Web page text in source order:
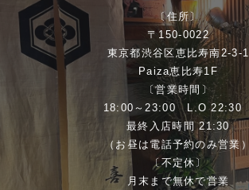
〔住所〕
〒150-0022
東京都渋谷区恵比寿南2-3-1
Paiza恵比寿1F
〔営業時間〕
18:00～23:00 L.O 22:30
最終入店時間 21:30
（お昼は電話予約のみ営業）
〔不定休〕
月末まで無休で営業